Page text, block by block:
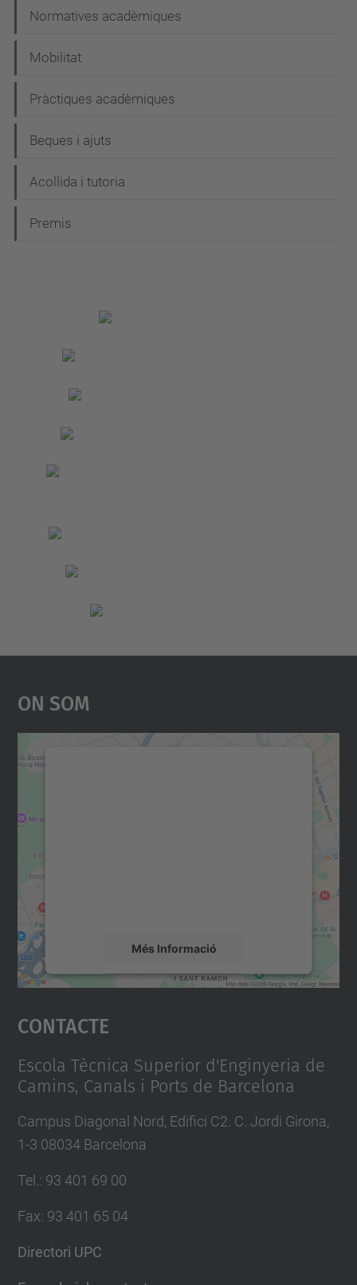
Normatives acadèmiques
Mobilitat
Pràctiques acadèmiques
Beques i ajuts
Acollida i tutoria
Premis
On Som
Més Informació
Accepta
powered by
Contacte
Escola Tècnica Superior d'Enginyeria de
Camins, Canals i Ports de Barcelona
Campus Diagonal Nord, Edifici C2. C. Jordi Girona,
1-3 08034 Barcelona
Tel. : 93 401 69 00
Fax: 93 401 65 04
Directori UPC